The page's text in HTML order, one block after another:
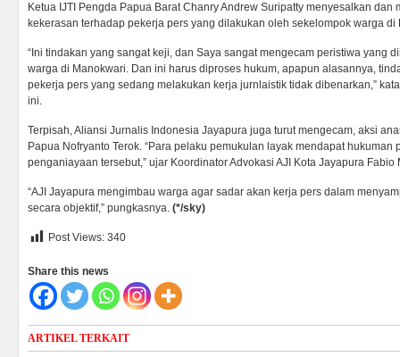
Ketua IJTI Pengda Papua Barat Chanry Andrew Suripatty menyesalkan dan
kekerasan terhadap pekerja pers yang dilakukan oleh sekelompok warga di
“Ini tindakan yang sangat keji, dan Saya sangat mengecam peristiwa yang
warga di Manokwari. Dan ini harus diproses hukum, apapun alasannya,
pekerja pers yang sedang melakukan kerja jurnlaistik tidak dibenarkan,”
ini.
Terpisah, Aliansi Jurnalis Indonesia Jayapura juga turut mengecam, aksi
Papua Nofryanto Terok. “Para pelaku pemukulan layak mendapat
penganiayaan tersebut,” ujar Koordinator Advokasi AJI Kota Jayapura Fabio
“AJI Jayapura mengimbau warga agar sadar akan kerja pers dalam
secara objektif,” pungkasnya. (*/sky)
Post Views: 340
Share this news
ARTIKEL TERKAIT